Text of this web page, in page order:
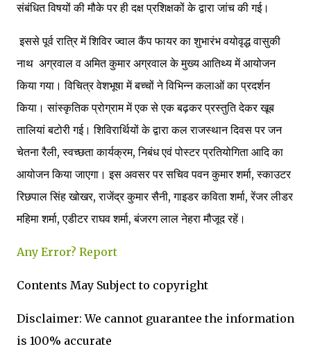
संबंधित विषयों की मौके पर ही दक्ष प्रशिक्षकों के द्वारा जांच की गई।
इससे पूर्व रात्रि में शिविर ज्वाल कैंप फायर का शुभारंभ वयोवृद्ध वासुकी
नाथ अग्रवाल व अमित कुमार अग्रवाल के मुख्य आतिथ्य में आयोजन
किया गया। विचित्र वेशभूषा में बच्चों ने विभिन्न कलाओं का प्रदर्शन
किया। सांस्कृतिक प्रोग्राम में एक से एक बढ़कर प्रस्तुति देकर खूब
तालियां बटोरी गई। शिविरार्थियों के द्वारा कल राजस्थान दिवस पर जन
चेतना रैली, स्वच्छता कार्यक्रम, निबंध एवं पोस्टर प्रतियोगिता आदि का
आयोजन किया जाएगा। इस अवसर पर सचिव पवन कुमार शर्मा, स्काउटर
रिछपाल सिंह खोखर, राजेंद्र कुमार सैनी, गाइडर कविता शर्मा, रेंजर लीडर
महिमा शर्मा, एडीटर राघव शर्मा, बंजरग लाल नेहरा मौजूद रहें।
Any Error? Report
Contents May Subject to copyright
Disclaimer: We cannot guarantee the information
is 100% accurate